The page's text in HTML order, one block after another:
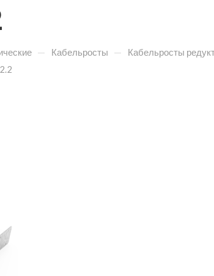
— Кабельросты —
Кабельросты